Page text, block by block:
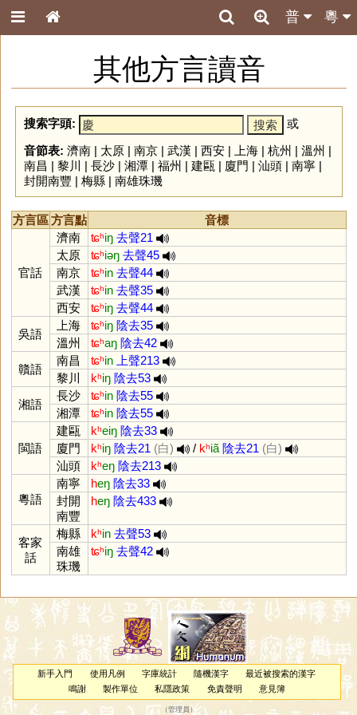
粵
普
其他方言讀音
搜索字頭:
或
音節表: 濟南| 太原| 南京| 武漢 | 西安| 上海| 杭州 | 溫州 |
南昌 | 黎川 | 長沙| 湘潭| 福州 | 建甌 | 廈門 | 汕頭| 南寧|
封開南豐 | 梅縣| 南雄珠璣
方言區方言點 音標
官話
濟南 ʨʰiŋ 去聲21
太原
ʨʰiəŋ 去聲45
南京
ʨʰin 去聲44
武漢
ʨʰin 去聲35
西安
ʨʰiŋ 去聲44
吳語
上海 ʨʰiŋ 陰去35
溫州
ʨʰaŋ 陰去42
贛語
南昌 ʨʰin
上聲213
黎川
kʰiŋ 陰去53
湘語
長沙 ʨʰin 陰去55
湘潭
ʨʰin 陰去55
閩語
建甌 kʰeiŋ 陰去33
廈門
kʰiŋ 陰去21 (白) / kʰiã 陰去21 (白)
汕頭
kʰeŋ 陰去213
粵語
南寧 heŋ 陰去33
封開
南豐
heŋ 陰去433
客家
話
梅縣 kʰin 去聲53
南雄
珠璣
ʨʰiŋ 去聲42
新手入門 使用凡例 字庫統計 隨機漢字
最近被搜索的漢字
鳴謝
製作單位 私隱政策 免責聲明 意見簿
（管理員 ）